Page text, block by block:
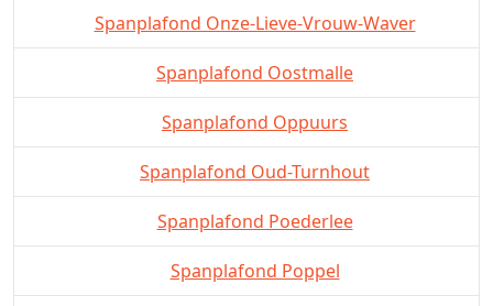
Spanplafond Onze-Lieve-Vrouw-Waver
Spanplafond Oostmalle
Spanplafond Oppuurs
Spanplafond Oud-Turnhout
Spanplafond Poederlee
Spanplafond Poppel